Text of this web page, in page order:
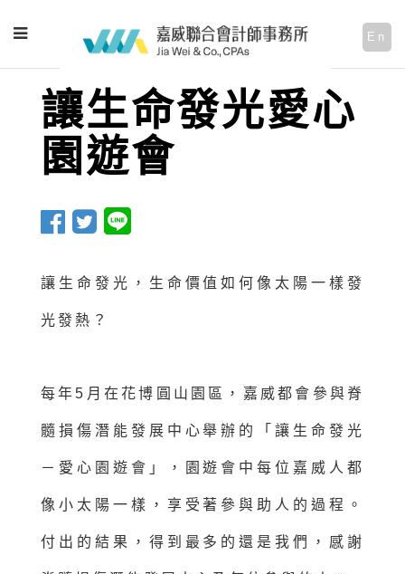
En
讓生命發光愛心
園遊會
讓生命發光，生命價值如何像太陽一樣發
光發熱？
每年5月在花博圓山園區，嘉威都會參與脊
髓損傷潛能發展中心舉辦的「讓生命發光
－愛心園遊會」，園遊會中每位嘉威人都
像小太陽一樣，享受著參與助人的過程。
付出的結果，得到最多的還是我們，感謝